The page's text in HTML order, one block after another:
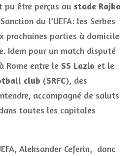
pu être perçus au stade Rajko
du l’UEFA: les Serbes
prochaines parties à domicile
Idem pour un match disputé
Rome entre le SS Lazio et le
club (SRFC), des
accompagné de saluts
toutes les capitales
Aleksander Ceferin, donc